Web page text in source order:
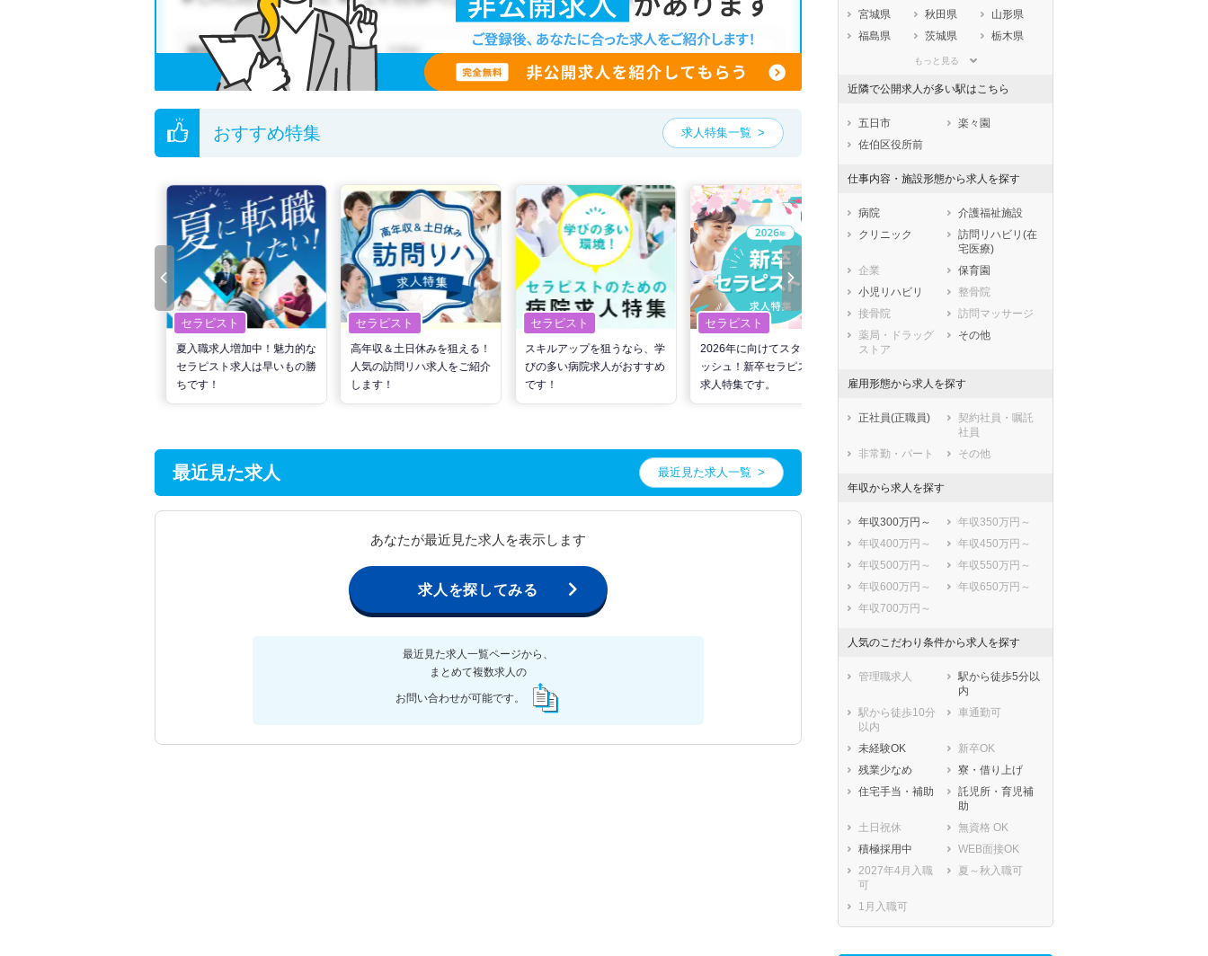
おすすめ特集 求人特集一覧
セラピスト
夏入職求人増加中！魅力的な
セラピスト求人は早いもの勝
ちです！
セラピスト
高年収＆土日休みを狙える！
人気の訪問リハ求人をご紹介
します！
セラピスト
スキルアップを狙うなら、学
びの多い病院求人がおすすめ
です！
セラピスト
2026年に向けてスタートダ
ッシュ！新卒セラピスト向け
求人特集です。
世の中の需要の高まりととも
人をご紹介！
最近見た求人 最近見た求人一覧
あなたが最近見た求人を表示します
求人を探してみる
最近見た求人一覧ページから、
まとめて複数求人の
お問い合わせが可能です。
宮城県
秋田県
山形県
福島県
茨城県
栃木県
埼玉県
石川県
福井県
静岡県
兵庫県
奈良県
和歌山県
鳥取県
島根県
岡山県
広島県
山口県
徳島県
高知県
福岡県
佐賀県
熊本県
大分県
鹿児島県
沖縄県
もっと見る
近隣で公開求人が多い駅はこちら
五日市
楽々園
佐伯区役所前
仕事内容・施設形態から求人を探す
病院
介護福祉施設
クリニック
訪問リハビリ(在
宅医療)
企業
保育園
小児リハビリ
整骨院
接骨院
訪問マッサージ
薬局・ドラッグ
ストア
その他
雇用形態から求人を探す
正社員(正職員)
契約社員・嘱託
社員
非常勤・パート
その他
年収から求人を探す
年収300万円～
年収350万円～
年収400万円～
年収450万円～
年収500万円～
年収550万円～
年収600万円～
年収650万円～
年収700万円～
人気のこだわり条件から求人を探す
管理職求人
駅から徒歩5分以
内
駅から徒歩10分
以内
車通勤可
未経験OK
新卒OK
残業少なめ
寮・借り上げ
住宅手当・補助
託児所・育児補
助
土日祝休
無資格 OK
積極採用中
WEB面接OK
2027年4月入職
可
夏～秋入職可
1月入職可